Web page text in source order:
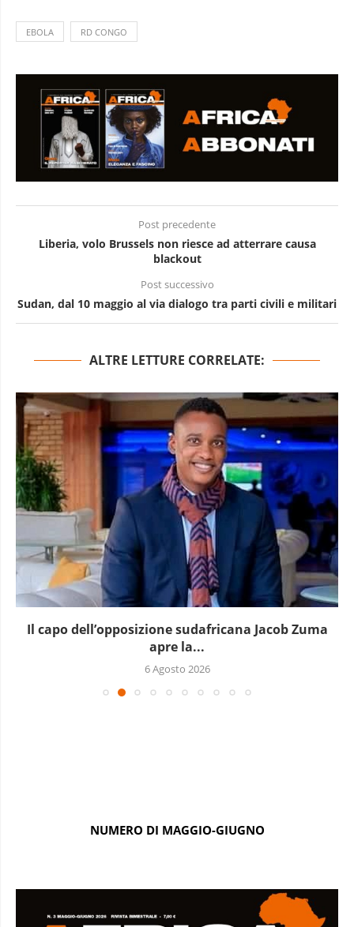
EBOLA RD CONGO
Post precedente
Liberia, volo Brussels non riesce ad atterrare causa
blackout
Post successivo
Sudan, dal 10 maggio al via dialogo tra parti civili e militari
ALTRE LETTURE CORRELATE:
Il capo dell’opposizione sudafricana Jacob Zuma
apre la...
6 Agosto 2026
NUMERO DI MAGGIO-GIUGNO